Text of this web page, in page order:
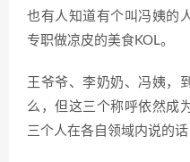
也有人知道有个叫冯姨的
专职做凉皮的美食KOL。
王爷爷、李奶奶、冯姨，
么，但这三个称呼依然成
三个人在各自领域内说的话